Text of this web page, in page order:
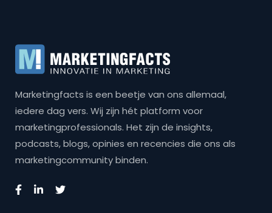
Marketingfacts is een beetje van ons allemaal,
iedere dag vers. Wij zijn hét platform voor
marketingprofessionals. Het zijn de insights,
podcasts, blogs, opinies en recencies die ons als
marketingcommunity binden.